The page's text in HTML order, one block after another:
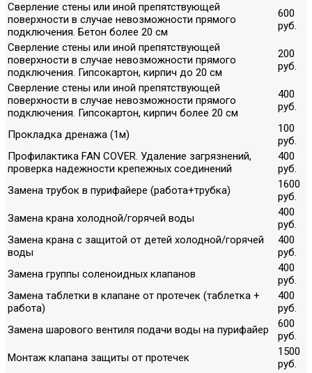
Сверление стены или иной препятствующей
поверхности в случае невозможности прямого
подключения. Бетон более 20 см
600
руб.
Сверление стены или иной препятствующей
поверхности в случае невозможности прямого
подключения. Гипсокартон, кирпич до 20 см
200
руб.
Сверление стены или иной препятствующей
поверхности в случае невозможности прямого
подключения. Гипсокартон, кирпич более 20 см
400
руб.
Прокладка дренажа (1м)
100
руб.
Профилактика FAN COVER. Удаление загрязнений,
проверка надежности крепежных соединений
400
руб.
Замена трубок в пурифайере (работа+трубка)
1600
руб.
Замена крана холодной/горячей воды
400
руб.
Замена крана с защитой от детей холодной/горячей
воды
400
руб.
Замена группы соленоидных клапанов
400
руб.
Замена таблетки в клапане от протечек (таблетка +
работа)
400
руб.
Замена шарового вентиля подачи воды на пурифайер
600
руб.
Монтаж клапана защиты от протечек
1500
руб.